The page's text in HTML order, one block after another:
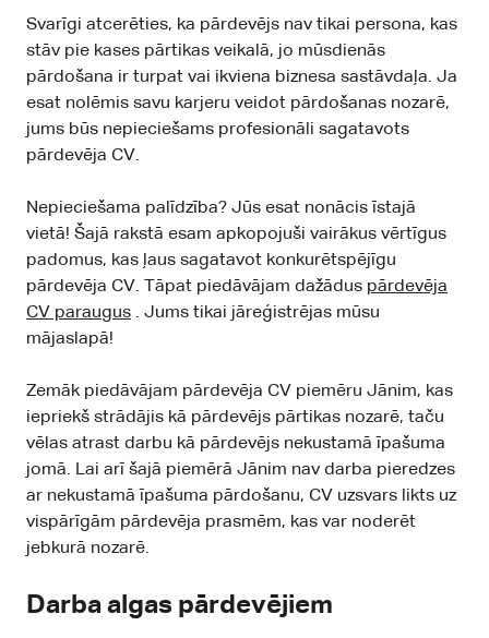
Svarīgi atcerēties, ka pārdevējs nav tikai persona, kas
stāv pie kases pārtikas veikalā, jo mūsdienās
pārdošana ir turpat vai ikviena biznesa sastāvdaļa. Ja
esat nolēmis savu karjeru veidot pārdošanas nozarē,
jums būs nepieciešams profesionāli sagatavots
pārdevēja CV.
Nepieciešama palīdzība? Jūs esat nonācis īstajā
vietā! Šajā rakstā esam apkopojuši vairākus vērtīgus
padomus, kas ļaus sagatavot konkurētspējīgu
pārdevēja CV. Tāpat piedāvājam dažādus pārdevēja
CV paraugus . Jums tikai jāreģistrējas mūsu
mājaslapā!
Zemāk piedāvājam pārdevēja CV piemēru Jānim, kas
iepriekš strādājis kā pārdevējs pārtikas nozarē, taču
vēlas atrast darbu kā pārdevējs nekustamā īpašuma
jomā. Lai arī šajā piemērā Jānim nav darba pieredzes
ar nekustamā īpašuma pārdošanu, CV uzsvars likts uz
vispārīgām pārdevēja prasmēm, kas var noderēt
jebkurā nozarē.
Darba algas pārdevējiem